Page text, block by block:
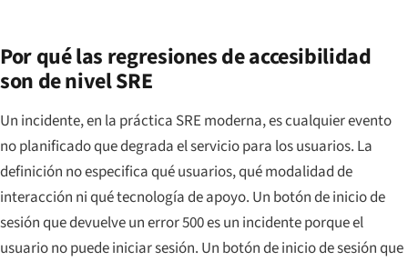
Por qué las regresiones de accesibilidad
son de nivel SRE
Un incidente, en la práctica SRE moderna, es cualquier evento
no planificado que degrada el servicio para los usuarios. La
definición no especifica qué usuarios, qué modalidad de
interacción ni qué tecnología de apoyo. Un botón de inicio de
sesión que devuelve un error 500 es un incidente porque el
usuario no puede iniciar sesión. Un botón de inicio de sesión que